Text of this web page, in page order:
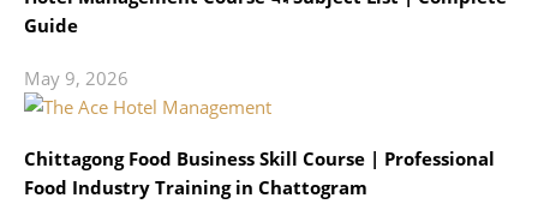
Guide
May 9, 2026
Chittagong Food Business Skill Course | Professional
Food Industry Training in Chattogram